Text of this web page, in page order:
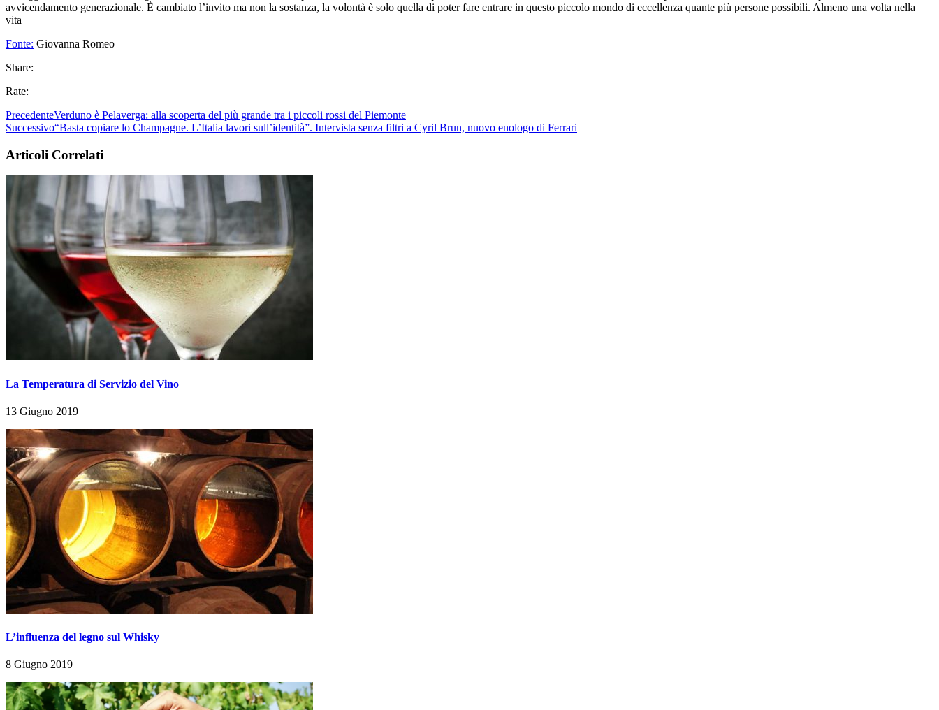
avvicendamento generazionale. È cambiato l’invito ma non la sostanza, la volontà è solo quella di poter fare entrare in questo piccolo mondo di eccellenza quante più persone possibili. Almeno una volta nella
vita
Fonte: Giovanna Romeo
Share:
Rate:
PrecedenteVerduno è Pelaverga: alla scoperta del più grande tra i piccoli rossi del Piemonte
Successivo“Basta copiare lo Champagne. L’Italia lavori sull’identità”. Intervista senza filtri a Cyril Brun, nuovo enologo di Ferrari
Articoli Correlati
La Temperatura di Servizio del Vino
13 Giugno 2019
L’influenza del legno sul Whisky
8 Giugno 2019